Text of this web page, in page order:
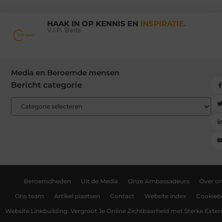
HAAK IN OP KENNIS EN INSPIRATIE.
V.I.P. Baits
Media en Beroemde mensen
Bericht categorie
Beroemdheden Uit de Media Onze Ambassadeurs Over
Ons team Artikel plaatsen Contact Website index
Website Linkbuilding: Vergroot Je Online Zichtbaarheid met Sterke